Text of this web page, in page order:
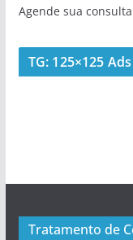
Agende sua
TG: 125×125 Ads
Tratamento de